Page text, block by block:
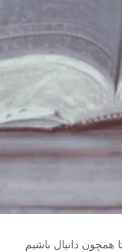
دانیال باشیم